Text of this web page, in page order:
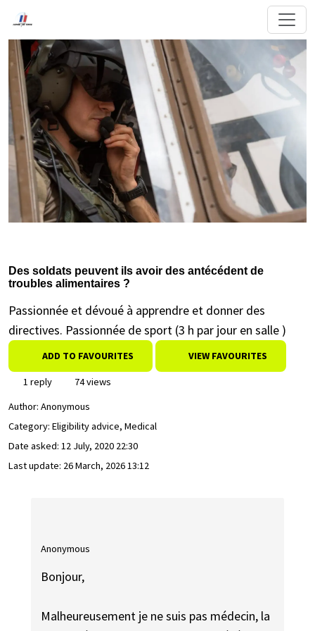
Des soldats peuvent ils avoir des antécédent de
troubles alimentaires ?
Passionnée et dévoué à apprendre et donner des
directives. Passionnée de sport (3 h par jour en salle )
ADD TO FAVOURITES VIEW FAVOURITES
1 reply
74 views
Author: Anonymous
Category: Eligibility advice, Medical
Date asked: 12 July, 2020 22:30
Last update: 26 March, 2026 13:12
Anonymous
Bonjour,
Malheureusement je ne suis pas médecin, la